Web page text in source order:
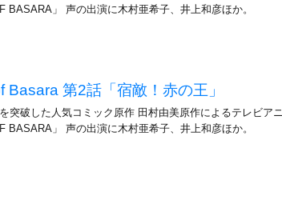
BASARA」 声の出演に木村亜希子、井上和彦ほか。
Basara 第2話「宿敵！赤の王」
突破した人気コミック原作 田村由美原作によるテレビア
BASARA」 声の出演に木村亜希子、井上和彦ほか。